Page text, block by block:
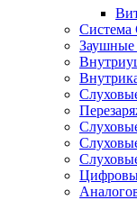
Система
Заушные